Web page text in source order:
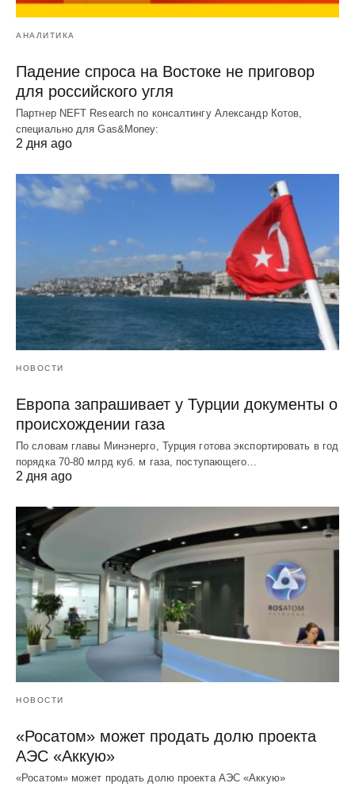
АНАЛИТИКА
Падение спроса на Востоке не приговор
для российского угля
Партнер NEFT Research по консалтингу Александр Котов,
специально для Gas&Money:
2 дня ago
НОВОСТИ
Европа запрашивает у Турции документы о
происхождении газа
По словам главы Минэнерго, Турция готова экспортировать в год
порядка 70-80 млрд куб. м газа, поступающего…
2 дня ago
НОВОСТИ
«Росатом» может продать долю проекта
АЭС «Аккую»
«Росатом» может продать долю проекта АЭС «Аккую»